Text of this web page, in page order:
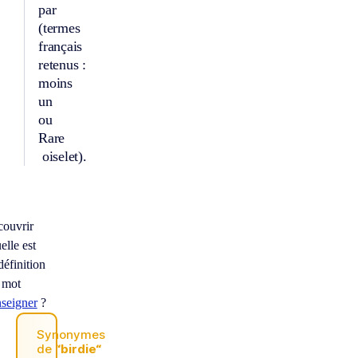
par
(termes
français
retenus :
moins
un
ou
Rare
oiselet).
est
?
Synonymes
de “birdie“